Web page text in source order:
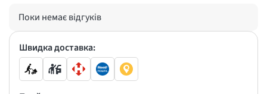
Поки немає відгуків
Швидка доставка: